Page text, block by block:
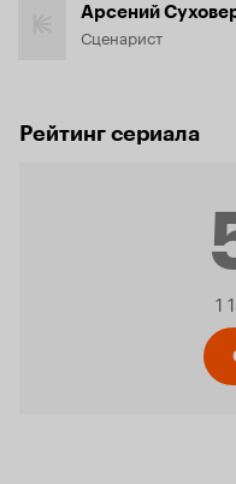
Арсений
Сценарист
Рейтинг сериала
1